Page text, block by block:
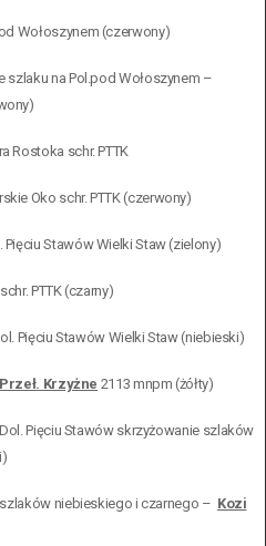
Wołoszynem (czerwony)
na Pol.pod Wołoszynem –
Rostoka schr. PTTK
Oko schr. PTTK (czerwony)
Stawów Wielki Staw (zielony)
PTTK (czarny)
Pięciu Stawów Wielki Staw (niebieski)
Przeł. Krzyżne 2113 mnpm (żółty)
Pięciu Stawów skrzyżowanie szlaków
niebieskiego i czarnego – Kozi